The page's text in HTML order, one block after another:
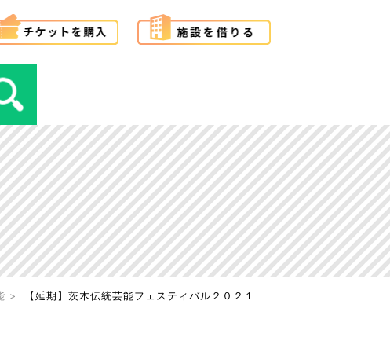
【延期】茨木伝統芸能フェスティバル２０２１